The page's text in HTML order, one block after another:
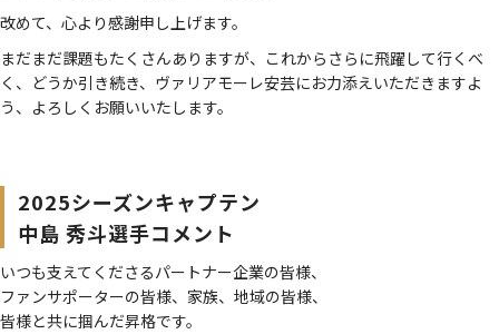
改めて、心より感謝申し上げます。
まだまだ課題もたくさんありますが、これからさらに飛躍して行くべ
く、どうか引き続き、ヴァリアモーレ安芸にお力添えいただきますよ
う、よろしくお願いいたします。
2025シーズンキャプテン
中島 秀斗選手コメント
いつも支えてくださるパートナー企業の皆様、
ファンサポーターの皆様、家族、地域の皆様、
皆様と共に掴んだ昇格です。